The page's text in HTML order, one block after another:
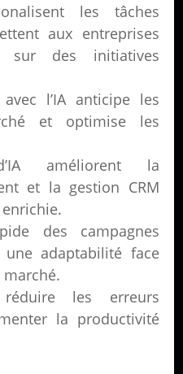
les tâches
aux entreprises
sur des initiatives
avec l’IA anticipe les
et optimise les
améliorent la
et la gestion CRM
des campagnes
adaptabilité face
les erreurs
la productivité